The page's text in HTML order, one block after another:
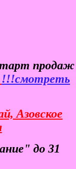
продаж
!!!смотреть
Азовское
до 31